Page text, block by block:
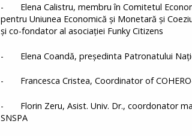
- Elena Calistru, membru în Comitetul
pentru Uniunea Economică și Monetară și
şi co-fondator al asociaţiei Funky Citizens
- Elena Coandă, președinta Patronatului
- Francesca Cristea, Coordinator of
- Florin Zeru, Asist. Univ. Dr., coordonator
SNSPA